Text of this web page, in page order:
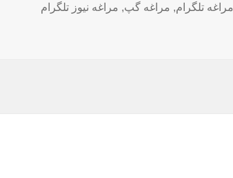
مراغه تلگرام, مراغه گپ, مراغه نیوز تلگرام